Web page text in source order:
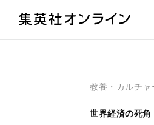
教養・カルチャ
世界経済の死角